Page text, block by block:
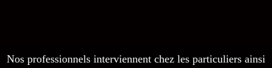
Nos professionnels interviennent chez les particuliers ainsi